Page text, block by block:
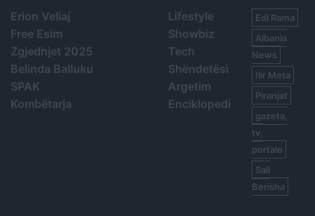
Erion Veliaj
Free Esim
Zgjedhjet 2025
Belinda Balluku
SPAK
Kombëtarja
Lifestyle
Showbiz
Tech
Shëndetësi
Argetim
Enciklopedi
Edi Rama
Albania
News
Ilir Meta
Piranjat
gazeta,
tv,
portale
Sali
Berisha